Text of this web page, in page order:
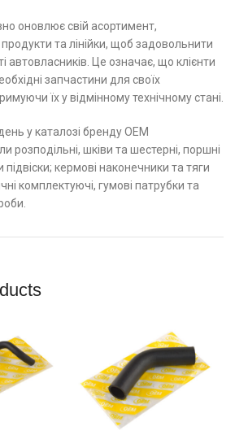
оновлює свій асортимент,
та лінійки, щоб задовольнити
автовласників. Це означає, що клієнти
запчастини для своїх
їх у відмінному технічному стані.
у каталозі бренду ОЕМ
розподільні, шківи та шестерні, поршні
кермові наконечники та тяги
комплектуючі, гумові патрубки та